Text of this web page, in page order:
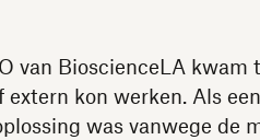
van BioscienceLA
kon werken. Als
was vanwege de